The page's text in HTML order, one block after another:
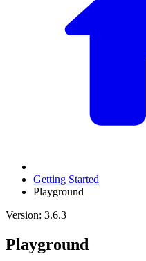
Getting Started
Playground
Version: 3.6.3
Playground